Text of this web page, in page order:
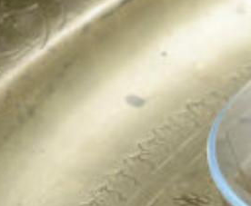
ました。
ベント